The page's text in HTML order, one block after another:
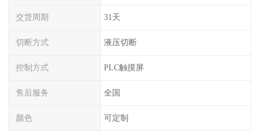
交货周期 31天
切断方式 液压切断
控制方式 PLC触摸屏
售后服务 全国
颜色 可定制